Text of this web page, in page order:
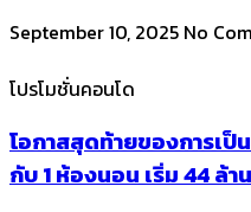
September 10, 2025 No
โปรโมชั่นคอนโด
โอกาสสุดท้ายของการเป็
กับ 1 ห้องนอน เริ่ม 44 ล้าน